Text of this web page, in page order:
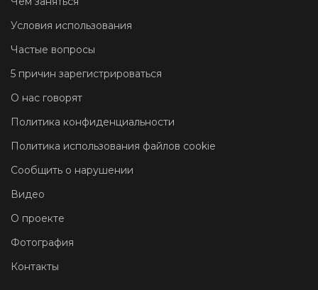
Условия использования
Частые вопросы
5 причин зарегистрироваться
О нас говорят
Политика конфиденциальности
Политика использования файлов cookie
Сообщить о нарушении
Видео
О проекте
Фотография
Контакты